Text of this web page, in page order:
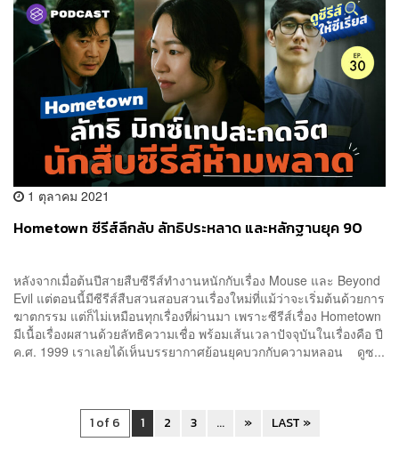
1 ตุลาคม 2021
Hometown ซีรีส์ลึกลับ ลัทธิประหลาด และหลักฐานยุค 90
หลังจากเมื่อต้นปีสายสืบซีรีส์ทำงานหนักกับเรื่อง Mouse และ Beyond
Evil แต่ตอนนี้มีซีรีส์สืบสวนสอบสวนเรื่องใหม่ที่แม้ว่าจะเริ่มต้นด้วยการ
ฆาตกรรม แต่ก็ไม่เหมือนทุกเรื่องที่ผ่านมา เพราะซีรีส์เรื่อง Hometown
มีเนื้อเรื่องผสานด้วยลัทธิความเชื่อ พร้อมเส้นเวลาปัจจุบันในเรื่องคือ ปี
ค.ศ. 1999 เราเลยได้เห็นบรรยากาศย้อนยุคบวกกับความหลอน ดูซ...
1 of 6 1 2 3 ... » LAST »